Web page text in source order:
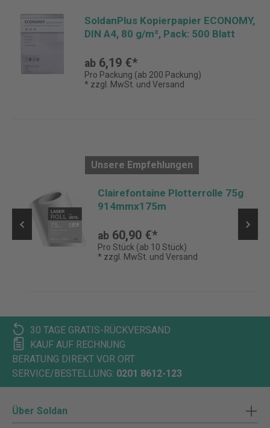
SoldanPlus Kopierpapier ECONOMY,
DIN A4, 80 g/m², Pack: 500 Blatt
ab 6,19 €*
Pro Packung (ab 200 Packung)
* zzgl. MwSt. und Versand
Unsere Empfehlungen
Clairefontaine Plotterrolle 75g
914mmx175m
ab 60,90 €*
Pro Stück (ab 10 Stück)
* zzgl. MwSt. und Versand
30 TAGE GRATIS-RÜCKVERSAND
KAUF AUF RECHNUNG
BERATUNG DIREKT VOR ORT
SERVICE/BESTELLUNG: 0201 8612-123
Über Soldan